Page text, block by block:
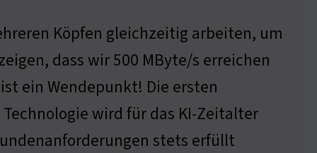
Köpfen gleichzeitig arbeiten, um
dass wir 500 MByte/s erreichen
ein Wendepunkt! Die ersten
wird für das KI-Zeitalter
stets erfüllt